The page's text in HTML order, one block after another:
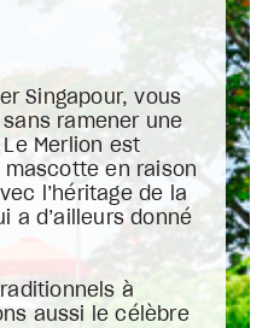
Singapour, vous
ramener une
Merlion est
en raison
l’héritage de la
a d’ailleurs donné
à
aussi le célèbre